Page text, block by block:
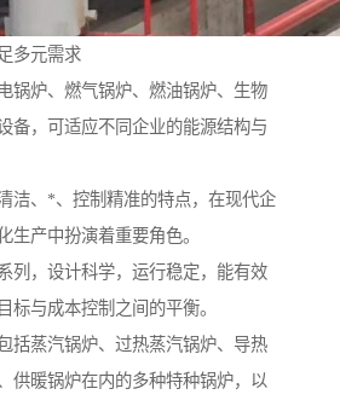
多元需求
锅炉、燃气锅炉、燃油锅炉、生物
备，可适应不同企业的能源结构与
洁、*、控制精准的特点，在现代企
生产中扮演着重要角色。
列，设计科学，运行稳定，能有效
标与成本控制之间的平衡。
括蒸汽锅炉、过热蒸汽锅炉、导热
供暖锅炉在内的多种特种锅炉，以